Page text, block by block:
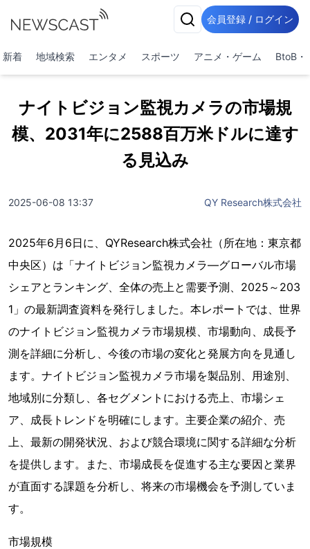
会員登録 / ログイン
新着 地域検索 エンタメ スポーツ アニメ・ゲーム BtoB・
ナイトビジョン監視カメラの市場規
模、2031年に2588百万米ドルに達す
る見込み
2025-06-08 13:37 QY Research株式会社
2025年6月6日に、QYResearch株式会社（所在地：東京都
中央区）は「ナイトビジョン監視カメラ―グローバル市場
シェアとランキング、全体の売上と需要予測、2025～203
1」の最新調査資料を発行しました。本レポートでは、世界
のナイトビジョン監視カメラ市場規模、市場動向、成長予
測を詳細に分析し、今後の市場の変化と発展方向を見通し
ます。ナイトビジョン監視カメラ市場を製品別、用途別、
地域別に分類し、各セグメントにおける売上、市場シェ
ア、成長トレンドを明確にします。主要企業の紹介、売
上、最新の開発状況、および競合環境に関する詳細な分析
を提供します。また、市場成長を促進する主な要因と業界
が直面する課題を分析し、将来の市場機会を予測していま
す。
市場規模